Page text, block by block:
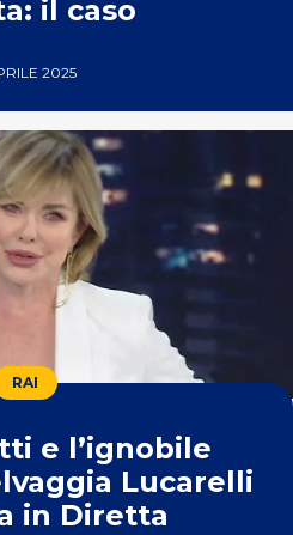
il caso
2025
RAI
e l’ignobile
Lucarelli
in Diretta